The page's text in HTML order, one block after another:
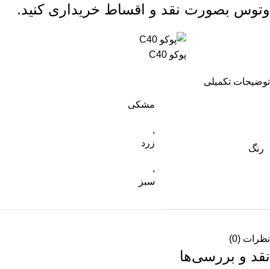
وتوس بصورت نقد و اقساط خریداری کنید.
پوکو C40
توضیحات تکمیلی
رنگ
مشکی
,
زرد
,
سبز
نظرات (0)
نقد و بررسی‌ها